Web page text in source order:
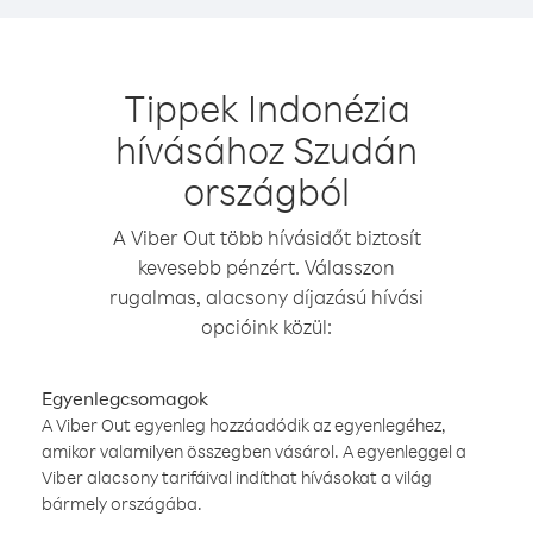
Tippek Indonézia
hívásához Szudán
országból
A Viber Out több hívásidőt biztosít
kevesebb pénzért. Válasszon
rugalmas, alacsony díjazású hívási
opcióink közül:
Egyenlegcsomagok
A Viber Out egyenleg hozzáadódik az egyenlegéhez,
amikor valamilyen összegben vásárol. A egyenleggel a
Viber alacsony tarifáival indíthat hívásokat a világ
bármely országába.